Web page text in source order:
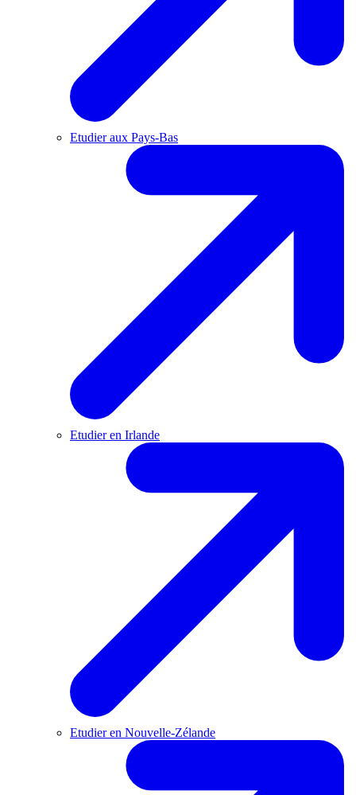
Etudier aux Pays-Bas
Etudier en Irlande
Etudier en Nouvelle-Zélande